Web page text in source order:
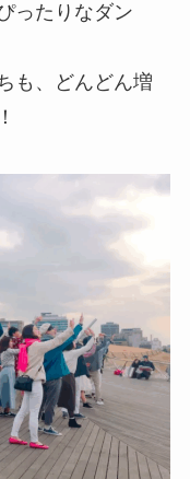
ったりなダン
も、どんどん増